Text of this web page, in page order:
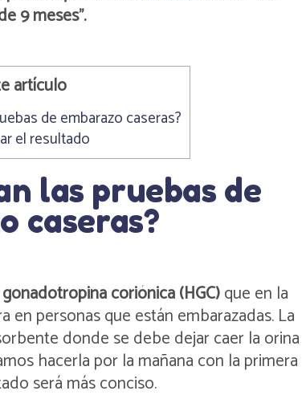
9 meses”.
artículo
de embarazo caseras?
el resultado
las pruebas de
caseras?
gonadotropina coriónica (HGC)que en la
en personas que están embarazadas. La
donde se debe dejar caer la orina
hacerla por la mañana con la primera
será más conciso.